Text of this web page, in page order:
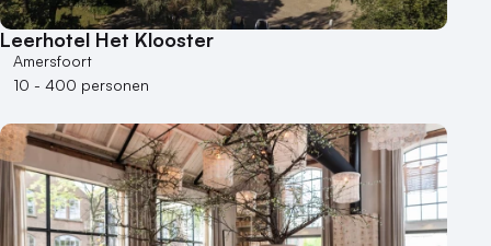
Leerhotel Het Klooster
Amersfoort
10 - 400 personen